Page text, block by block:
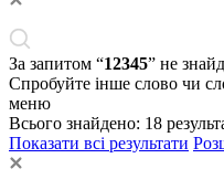
За запитом “12345” не
Спробуйте інше слово чи
меню
Всього знайдено: 18
Показати всі результати